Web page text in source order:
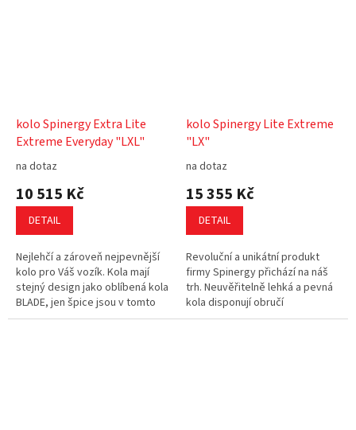
kolo Spinergy Extra Lite
Extreme Everyday "LXL"
na dotaz
10 515 Kč
DETAIL
Nejlehčí a zároveň nejpevnější
kolo pro Váš vozík. Kola mají
stejný design jako oblíbená kola
BLADE, jen špice jsou v tomto
případě kulaté. LXL jsou ideální
kolo Spinergy Lite Extreme
"LX"
na dotaz
15 355 Kč
DETAIL
Revoluční a unikátní produkt
firmy Spinergy přichází na náš
trh. Neuvěřitelně lehká a pevná
kola disponují obručí
přitisknutou přímo na ráfku a